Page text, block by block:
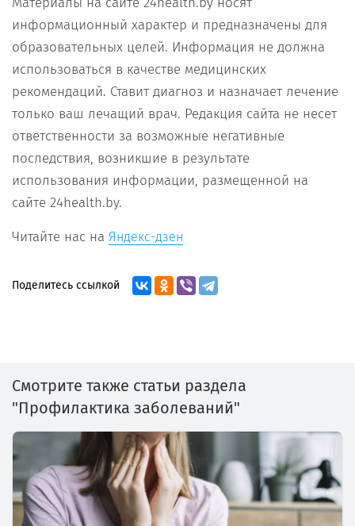
информационный характер и предназначены для
образовательных целей. Информация не должна
использоваться в качестве медицинских
рекомендаций. Ставит диагноз и назначает лечение
только ваш лечащий врач. Редакция сайта не несет
ответственности за возможные негативные
последствия, возникшие в результате
использования информации, размещенной на
сайте 24health.by.
Читайте нас на Яндекс-дзен
Поделитесь ссылкой
Смотрите также статьи раздела
"Профилактика заболеваний"